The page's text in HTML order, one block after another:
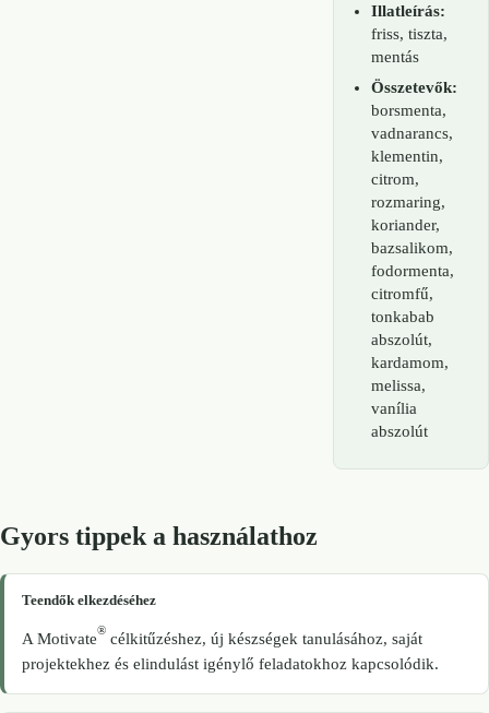
Illatleírás:
friss, tiszta,
mentás
Összetevők:
borsmenta,
vadnarancs,
klementin,
citrom,
rozmaring,
koriander,
bazsalikom,
fodormenta,
citromfű,
tonkabab
abszolút,
kardamom,
melissa,
vanília
abszolút
Gyors tippek a használathoz
Teendők elkezdéséhez
A Motivate® célkitűzéshez, új készségek tanulásához, saját
projektekhez és elindulást igénylő feladatokhoz kapcsolódik.